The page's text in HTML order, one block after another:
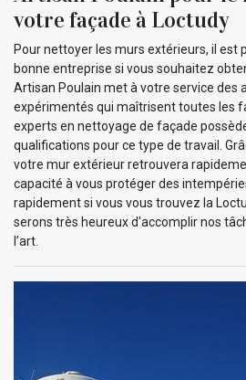
votre façade à Loctudy
Pour nettoyer les murs extérieurs, il est
bonne entreprise si vous souhaitez
Artisan Poulain met à votre service des
expérimentés qui maîtrisent toutes les
experts en nettoyage de façade
qualifications pour ce type de travail.
votre mur extérieur retrouvera
capacité à vous protéger des
rapidement si vous vous trouvez la
serons très heureux d'accomplir nos
l’art.